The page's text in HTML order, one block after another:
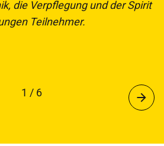
die Verpflegung und der Spirit
Teilnehmer.
1 / 6